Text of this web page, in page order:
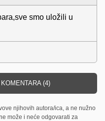
smo uložili u
(4)
njihovih autora/ica, a ne nužno
može i neće odgovarati za